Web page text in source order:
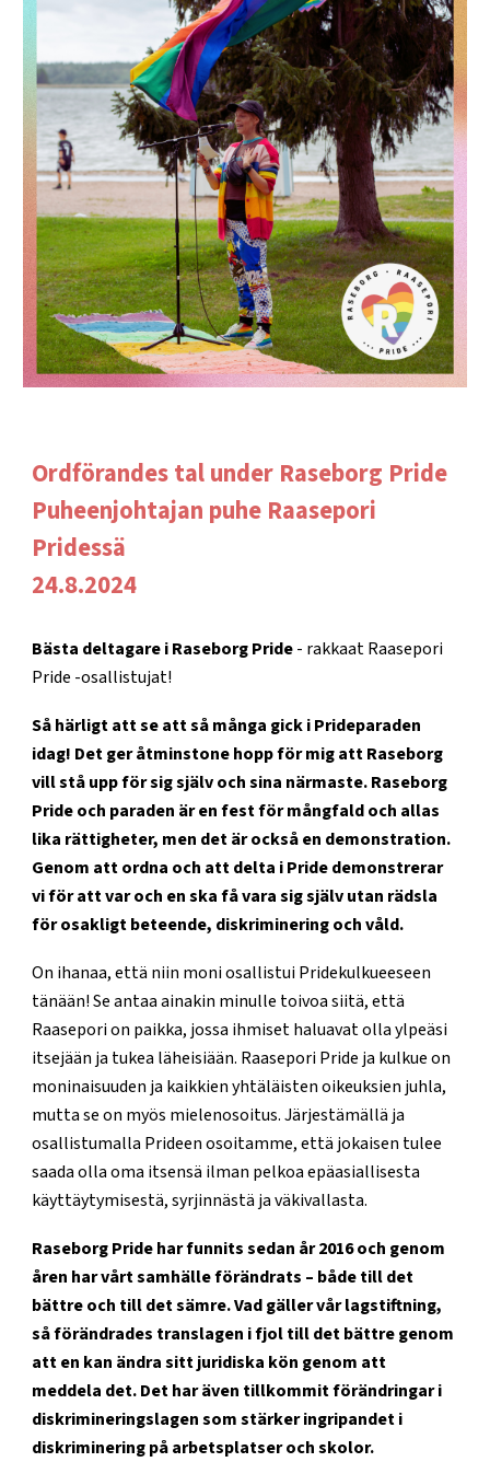
Ordförandes tal under Raseborg Pride
Puheenjohtajan puhe Raasepori
Pridessä
24.8.2024
Bästa deltagare i Raseborg Pride- rakkaat Raasepori
Pride -osallistujat!
Så härligt att se att så många gick i Prideparaden
idag! Det ger åtminstone hopp för mig att Raseborg
vill stå upp för sig själv och sina närmaste. Raseborg
Pride och paraden är en fest för mångfald och allas
lika rättigheter, men det är också en demonstration.
Genom att ordna och att delta i Pride demonstrerar
vi för att var och en ska få vara sig själv utan rädsla
för osakligt beteende, diskriminering och våld.
On ihanaa, että niin moni osallistui Pridekulkueeseen
tänään! Se antaa ainakin minulle toivoa siitä, että
Raasepori on paikka, jossa ihmiset haluavat olla ylpeäsi
itsejään ja tukea läheisiään. Raasepori Pride ja kulkue on
moninaisuuden ja kaikkien yhtäläisten oikeuksien juhla,
mutta se on myös mielenosoitus. Järjestämällä ja
osallistumalla Prideen osoitamme, että jokaisen tulee
saada olla oma itsensä ilman pelkoa epäasiallisesta
käyttäytymisestä, syrjinnästä ja väkivallasta.
Raseborg Pride har funnits sedan år 2016 och genom
åren har vårt samhälle förändrats – både till det
bättre och till det sämre. Vad gäller vår lagstiftning,
så förändrades translagen i fjol till det bättre genom
att en kan ändra sitt juridiska kön genom att
meddela det. Det har även tillkommit förändringar i
diskrimineringslagen som stärker ingripandet i
diskriminering på arbetsplatser och skolor.